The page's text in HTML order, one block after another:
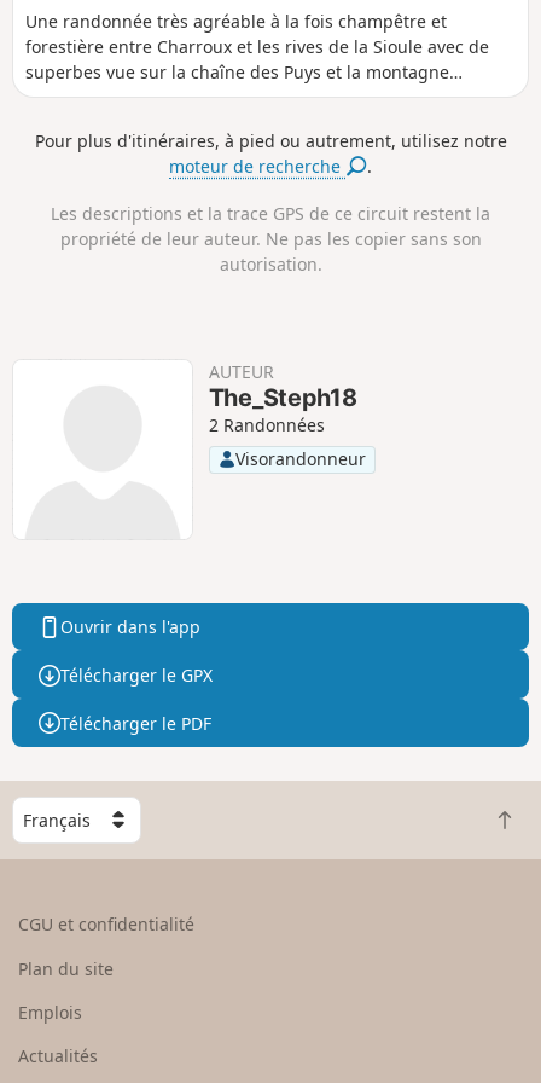
i
s
t
a
n
u
r
é
e
é
n
i
v
e
é
p
s
i
é
n
i
v
e
é
n
g
a
t
i
Une randonnée très agréable à la fois champêtre et
forestière entre Charroux et les rives de la Sioule avec de
superbes vue sur la chaîne des Puys et la montagne
bourbonaise par temps clair.
Pour plus d'itinéraires, à pied ou autrement, utilisez notre
moteur de recherche
.
Les descriptions et la trace GPS de ce circuit restent la
propriété de leur auteur. Ne pas les copier sans son
autorisation.
AUTEUR
The_Steph18
2 Randonnées
Visorandonneur
Ouvrir dans l'app
Télécharger le GPX
Télécharger le PDF
C
h
o
e
u
R
e
CGU et confidentialité
Plan du site
Emplois
Actualités